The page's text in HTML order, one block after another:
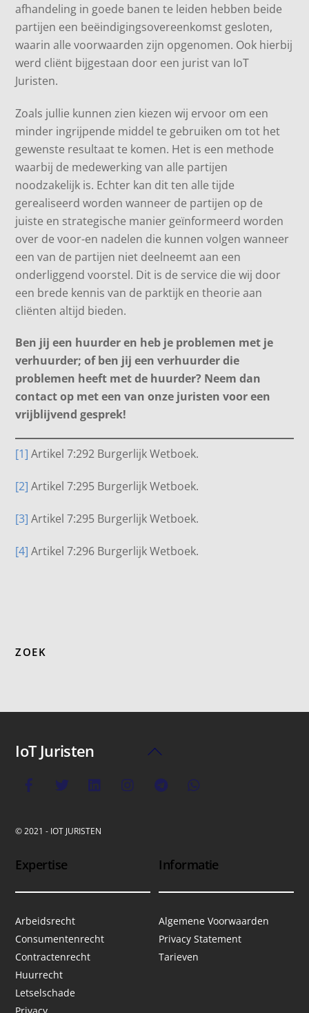
afhandeling in goede banen te leiden hebben beide
partijen een beëindigingsovereenkomst gesloten,
waarin alle voorwaarden zijn opgenomen. Ook hierbij
werd cliënt bijgestaan door een jurist van IoT
Juristen.
Zoals jullie kunnen zien kiezen wij ervoor om een
minder ingrijpende middel te gebruiken om tot het
gewenste resultaat te komen. Het is een methode
waarbij de medewerking van alle partijen
noodzakelijk is. Echter kan dit ten alle tijde
gerealiseerd worden wanneer de partijen op de
juiste en strategische manier geïnformeerd worden
over de voor-en nadelen die kunnen volgen wanneer
een van de partijen niet deelneemt aan een
onderliggend voorstel. Dit is de service die wij door
een brede kennis van de parktijk en theorie aan
cliënten altijd bieden.
Ben jij een huurder en heb je problemen met je
verhuurder; of ben jij een verhuurder die
problemen heeft met de huurder? Neem dan
contact op met een van onze juristen voor een
vrijblijvend gesprek!
[1] Artikel 7:292 Burgerlijk Wetboek.
[2] Artikel 7:295 Burgerlijk Wetboek.
[3] Artikel 7:295 Burgerlijk Wetboek.
[4] Artikel 7:296 Burgerlijk Wetboek.
ZOEK
Back
Top
IoT Juristen
© 2021 - IOT JURISTEN
Expertise
Arbeidsrecht
Consumentenrecht
Contractenrecht
Huurrecht
Letselschade
Privacy
Informatie
Algemene Voorwaarden
Privacy Statement
Tarieven